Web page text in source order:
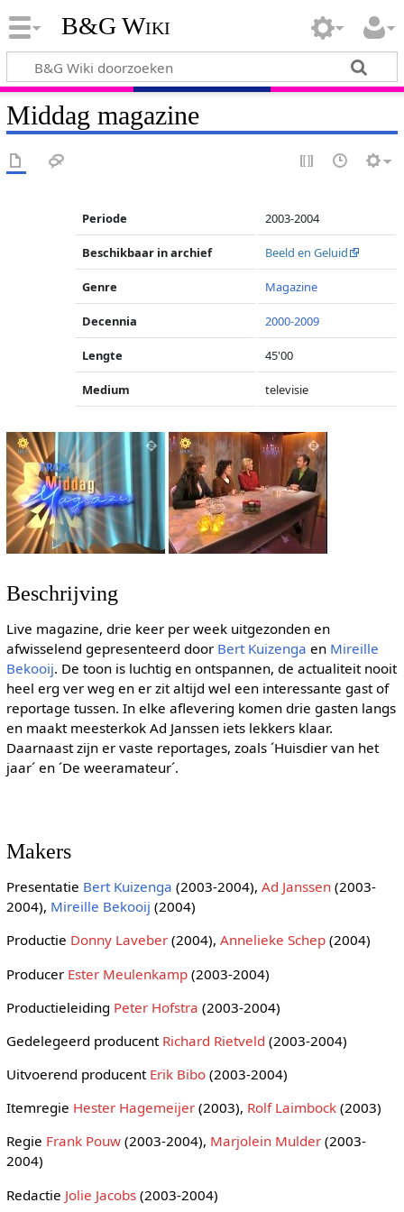
B&G Wiki
Middag magazine
Periode 2003-2004
Beschikbaar in archief Beeld en Geluid
Genre Magazine
Decennia 2000-2009
Lengte 45'00
Medium televisie
Beschrijving
Live magazine, drie keer per week uitgezonden en
afwisselend gepresenteerd door Bert Kuizenga en Mireille
Bekooij. De toon is luchtig en ontspannen, de actualiteit nooit
heel erg ver weg en er zit altijd wel een interessante gast of
reportage tussen. In elke aflevering komen drie gasten langs
en maakt meesterkok Ad Janssen iets lekkers klaar.
Daarnaast zijn er vaste reportages, zoals ´Huisdier van het
jaar´ en ´De weeramateur´.
Makers
Presentatie Bert Kuizenga (2003-2004), Ad Janssen(2003-
2004), Mireille Bekooij (2004)
Productie Donny Laveber(2004), Annelieke Schep(2004)
Producer Ester Meulenkamp(2003-2004)
Productieleiding Peter Hofstra (2003-2004)
Gedelegeerd producent Richard Rietveld (2003-2004)
Uitvoerend producent Erik Bibo(2003-2004)
Itemregie Hester Hagemeijer(2003), Rolf Laimbock(2003)
Regie Frank Pouw(2003-2004), Marjolein Mulder(2003-
2004)
Redactie Jolie Jacobs(2003-2004)